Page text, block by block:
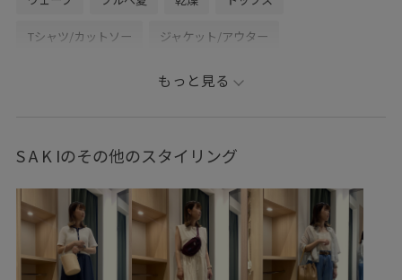
Tシャツ/カットソー ジャケット/アウター
パンツ
GIA16210 GIX16210
26SSlightouter_7 26SSPR_デザインTシャツ
26SSRPgoods 26SSRP_HARUTA 26SSRPジャケット
もっと見る
S A K Iのその他のスタイリング